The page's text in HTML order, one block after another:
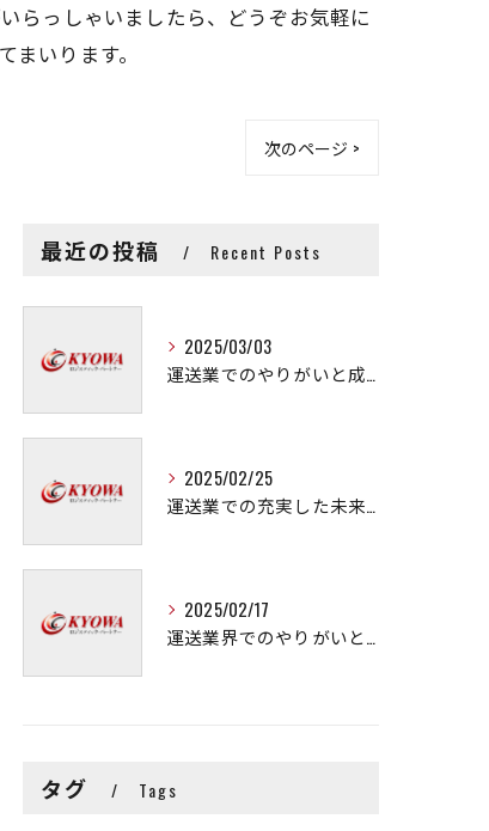
らっしゃいましたら、どうぞお気軽に
いります。
次のページ >
最近の投稿 Recent Posts
2025/03/03
運送業でのやりがいと成長の秘訣
2025/02/25
運送業での充実した未来を拓く方法
2025/02/17
運送業界でのやりがいと可能性
タグ Tags